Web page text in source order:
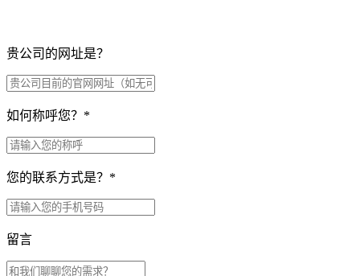
贵公司的网址是？
如何称呼您？ *
您的联系方式是？ *
留言